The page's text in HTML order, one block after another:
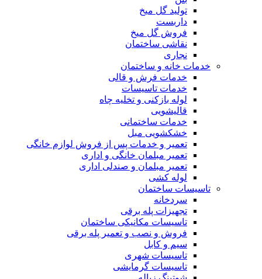
تولید گل میخ
داربست
فروش گل میخ
نقاشی ساختمان
نجاری
خدمات خانه و ساختمان
خدمات فرش و قالی
خدمات تاسیسات
لوله بازکنی و تخلیه چاه
قالیشویی
خدمات ساختمانی
خشکشویی مبل
تعمیر و خدمات پس از فروش لوازم خانگی
تعمیر مبلمان خانگی و اداری
تعمیر مبلمان و صندلی اداری
لوله کشی
تاسیسات ساختمان
سردخانه
تجهیزات پله برقی
تاسیسات مکانیکی ساختمان
فروش و نصب و تعمیر پله برقی
سیم و کابل
تاسیسات شهری
تاسیسات گرمایشی